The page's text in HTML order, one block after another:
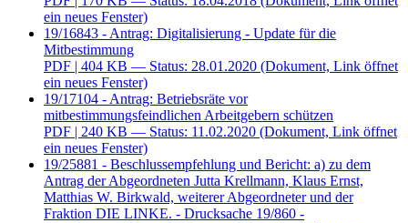
ein neues Fenster)
19/16843 - Antrag: Digitalisierung - Update für die
Mitbestimmung
PDF | 404 KB — Status: 28.01.2020 (Dokument, Link öffnet
ein neues Fenster)
19/17104 - Antrag: Betriebsräte vor
mitbestimmungsfeindlichen Arbeitgebern schützen
PDF | 240 KB — Status: 11.02.2020 (Dokument, Link öffnet
ein neues Fenster)
19/25881 - Beschlussempfehlung und Bericht: a) zu dem
Antrag der Abgeordneten Jutta Krellmann, Klaus Ernst,
Matthias W. Birkwald, weiterer Abgeordneter und der
Fraktion DIE LINKE. - Drucksache 19/860 -